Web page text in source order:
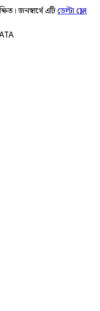
জনস্বার্থে এটিডেল্টা ফ্লো